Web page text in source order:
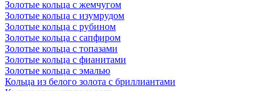
Золотые кольца с жемчугом
Золотые кольца с изумрудом
Золотые кольца с рубином
Золотые кольца с сапфиром
Золотые кольца с топазами
Золотые кольца с фианитами
Золотые кольца с эмалью
Кольца из белого золота с бриллиантами